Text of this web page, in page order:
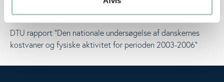
Sundhedsstyrelsen - Fysisk aktivitet
DTU rapport ”Den nationale undersøgelse af danskernes
kostvaner og fysiske aktivitet for perioden 2003-2006”